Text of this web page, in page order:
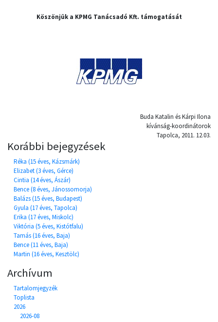
Köszönjük a KPMG Tanácsadó Kft. támogatását
Buda Katalin és Kárpi Ilona
kívánság-koordinátorok
Tapolca, 2011. 12.03.
Korábbi bejegyzések
Réka (15 éves, Kázsmárk)
Elizabet (3 éves, Gérce)
Cintia (14 éves, Ászár)
Bence (8 éves, Jánossomorja)
Balázs (15 éves, Budapest)
Gyula (17 éves, Tapolca)
Erika (17 éves, Miskolc)
Viktória (5 éves, Kistótfalu)
Tamás (16 éves, Baja)
Bence (11 éves, Baja)
Martin (16 éves, Kesztölc)
Archívum
Tartalomjegyzék
Toplista
2026
2026-08